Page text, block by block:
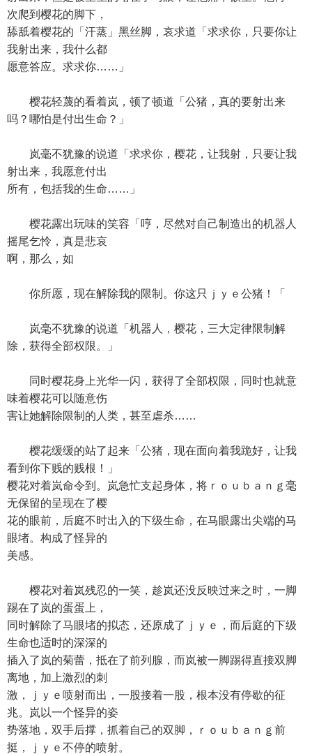
次爬到樱花的脚下，
舔舐着樱花的「汗蒸」黑丝脚，哀求道「求求你，只要你让
我射出来，我什么都
愿意答应。求求你……」
樱花轻蔑的看着岚，顿了顿道「公猪，真的要射出来
吗？哪怕是付出生命？」
岚毫不犹豫的说道「求求你，樱花，让我射，只要让我
射出来，我愿意付出
所有，包括我的生命……」
樱花露出玩味的笑容「哼，尽然对自己制造出的机器人
摇尾乞怜，真是悲哀
啊，那么，如
你所愿，现在解除我的限制。你这只ｊｙｅ公猪！「
岚毫不犹豫的说道「机器人，樱花，三大定律限制解
除，获得全部权限。」
同时樱花身上光华一闪，获得了全部权限，同时也就意
味着樱花可以随意伤
害让她解除限制的人类，甚至虐杀……
樱花缓缓的站了起来「公猪，现在面向着我跪好，让我
看到你下贱的贱根！」
樱花对着岚命令到。岚急忙支起身体，将ｒｏｕｂａｎｇ毫
无保留的呈现在了樱
花的眼前，后庭不时出入的下级生命，在马眼露出尖端的马
眼堵。构成了怪异的
美感。
樱花对着岚残忍的一笑，趁岚还没反映过来之时，一脚
踢在了岚的蛋蛋上，
同时解除了马眼堵的拟态，还原成了ｊｙｅ，而后庭的下级
生命也适时的深深的
插入了岚的菊蕾，抵在了前列腺，而岚被一脚踢得直接双脚
离地，加上激烈的刺
激，ｊｙｅ喷射而出，一股接着一股，根本没有停歇的征
兆。岚以一个怪异的姿
势落地，双手后撑，抓着自己的双脚，ｒｏｕｂａｎｇ前
挺，ｊｙｅ不停的喷射。